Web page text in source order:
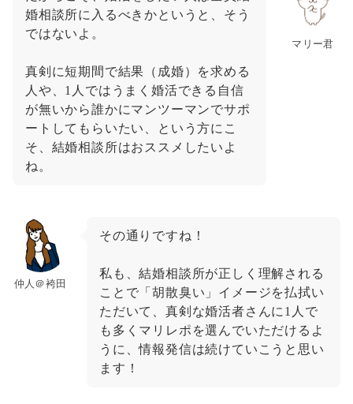
マリー君
婚相談所に入るべきかというと、そう
ではないよ。
真剣に短期間で結果（成婚）を求める
人や、1人ではうまく婚活できる自信
が無いから誰かにマンツーマンでサポ
ートしてもらいたい、という方にこ
そ、結婚相談所はおススメしたいよ
ね。
仲人＠袴田
その通りですね！
私も、結婚相談所が正しく理解される
ことで「胡散臭い」イメージを払拭い
ただいて、真剣な婚活者さんに1人で
も多くマリレポを選んでいただけるよ
うに、情報発信は続けていこうと思い
ます！